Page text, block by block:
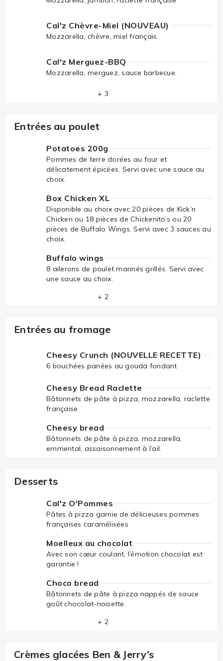
Cal'z Chèvre-Miel (NOUVEAU)
Mozzarella, chèvre, miel français
Cal'z Merguez-BBQ
Mozzarella, merguez, sauce barbecue.
+ 3
Entrées au poulet
Potatoes 200g
Pommes de terre dorées au four et
délicatement épicées. Servi avec une sauce au
choix.
Box Chicken XL
Disponible au choix avec 20 pièces de Kick’n
Chicken ou 18 pièces de Chickenito’s ou 20
pièces de Buffalo Wings. Servi avec 3 sauces au
choix.
Buffalo wings
8 ailerons de poulet marinés grillés. Servi avec
une sauce au choix.
+ 2
Entrées au fromage
Cheesy Crunch (NOUVELLE RECETTE)
6 bouchées panées au gouda fondant
Cheesy Bread Raclette
Bâtonnets de pâte à pizza, mozzarella, raclette
française
Cheesy bread
Bâtonnets de pâte à pizza, mozzarella,
emmental, assaisonnement à l’ail.
Desserts
Cal'z O'Pommes
Pâtes à pizza garnie de délicieuses pommes
françaises caramélisées
Moelleux au chocolat
Avec son cœur coulant, l’émotion chocolat est
garantie !
Choco bread
Bâtonnets de pâte à pizza nappés de sauce
goût chocolat-noisette.
+ 2
Crèmes glacées Ben & Jerry’s